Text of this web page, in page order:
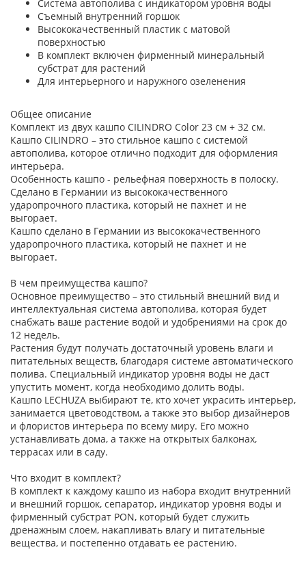
Система автополива с индикатором уровня воды
Съемный внутренний горшок
Высококачественный пластик с матовой
поверхностью
В комплект включен фирменный минеральный
субстрат для растений
Для интерьерного и наружного озеленения
Общее описание
Комплект из двух кашпо CILINDRO Color 23 см + 32 см.
Кашпо CILINDRO – это стильное кашпо с системой
автополива, которое отлично подходит для оформления
интерьера.
Особенность кашпо - рельефная поверхность в полоску.
Сделано в Германии из высококачественного
ударопрочного пластика, который не пахнет и не
выгорает.
Кашпо сделано в Германии из высококачественного
ударопрочного пластика, который не пахнет и не
выгорает.
В чем преимущества кашпо?
Основное преимущество – это стильный внешний вид и
интеллектуальная система автополива, которая будет
снабжать ваше растение водой и удобрениями на срок до
12 недель.
Растения будут получать достаточный уровень влаги и
питательных веществ, благодаря системе автоматического
полива. Специальный индикатор уровня воды не даст
упустить момент, когда необходимо долить воды.
Кашпо LECHUZA выбирают те, кто хочет украсить интерьер,
занимается цветоводством, а также это выбор дизайнеров
и флористов интерьера по всему миру. Его можно
устанавливать дома, а также на открытых балконах,
террасах или в саду.
Что входит в комплект?
В комплект к каждому кашпо из набора входит внутренний
и внешний горшок, сепаратор, индикатор уровня воды и
фирменный субстрат PON, который будет служить
дренажным слоем, накапливать влагу и питательные
вещества, и постепенно отдавать ее растению.